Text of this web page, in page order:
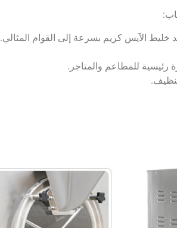
خليط الآيس كريم بسرعة إلى القوام المثالي.
للمطاعم والمتاجر.